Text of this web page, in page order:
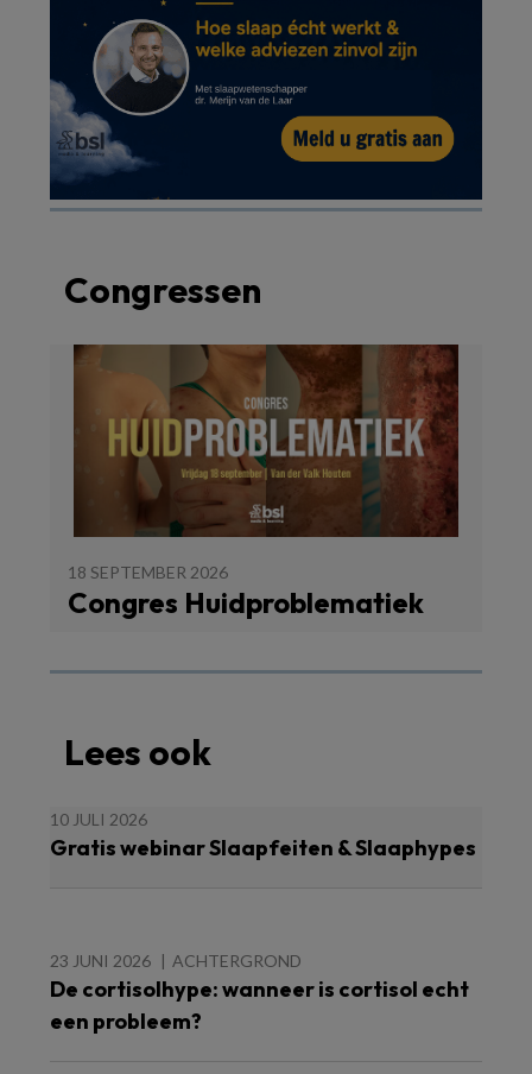
Congressen
18 SEPTEMBER 2026
Congres Huidproblematiek
Lees ook
10 JULI 2026
Gratis webinar Slaapfeiten & Slaaphypes
23 JUNI 2026 ACHTERGROND
De cortisolhype: wanneer is cortisol echt
een probleem?